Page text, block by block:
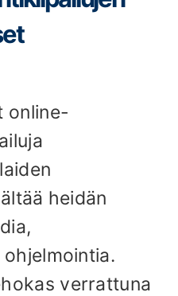
online-
heidän
verrattuna